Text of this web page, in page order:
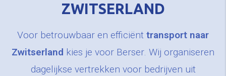
ZWITSERLAND
Voor betrouwbaar en efficiënt transport naar
Zwitserland kies je voor Berser. Wij organiseren
dagelijkse vertrekken voor bedrijven uit